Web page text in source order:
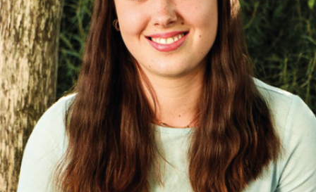
Karina
Erzieherin